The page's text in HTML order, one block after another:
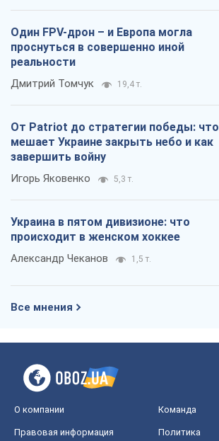
Один FPV-дрон – и Европа могла
проснуться в совершенно иной
реальности
Дмитрий Томчук 19,4 т.
От Patriot до стратегии победы: что
мешает Украине закрыть небо и как
завершить войну
Игорь Яковенко 5,3 т.
Украина в пятом дивизионе: что
происходит в женском хоккее
Александр Чеканов 1,5 т.
Все мнения
О компании Команда
Правовая информация
Политика